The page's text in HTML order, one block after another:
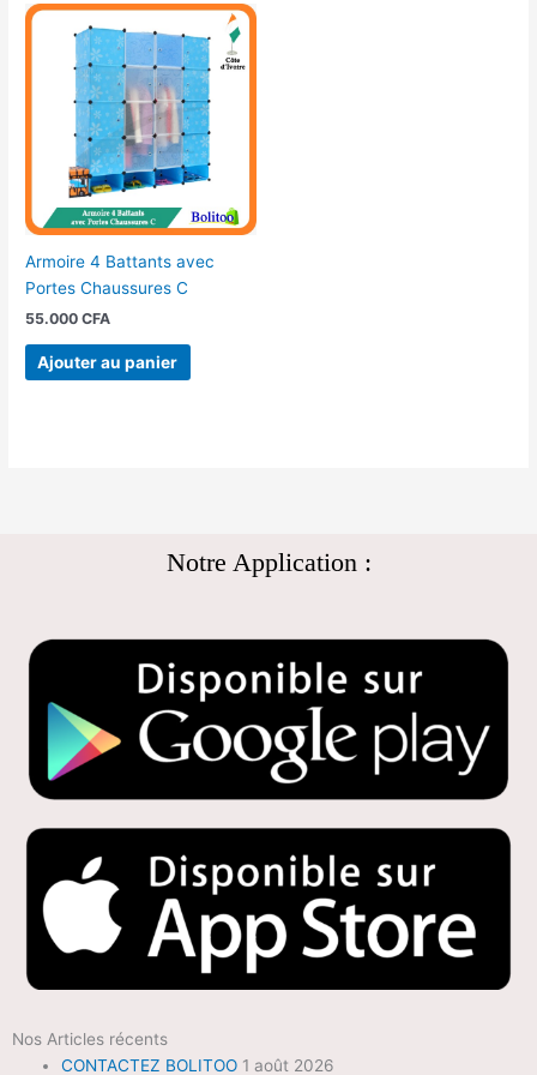
Armoire 4 Battants avec
Portes Chaussures C
55.000CFA
Ajouter au panier
Notre Application :
Nos Articles récents
CONTACTEZ BOLITOO 1 août 2026